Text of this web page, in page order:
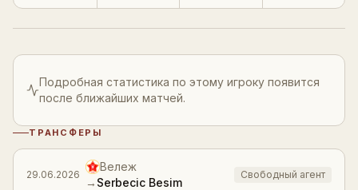
Войти
Подробная статистика по этому игроку появится
после ближайших матчей.
ТРАНСФЕРЫ
История трансферов
29.06.2026
Вележ
→ Serbecic Besim
Свободный агент